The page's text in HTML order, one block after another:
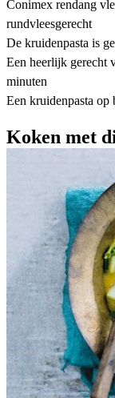
Conimex rendang
rundvleesgerecht
De kruidenpasta is
Een heerlijk gerecht
minuten
Een kruidenpasta op
Koken met